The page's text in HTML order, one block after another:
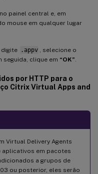
no painel central e, em
mouse em qualquer lugar
digite .appv
, selecione o
seguida, clique em “OK”
por HTTP para o
Citrix Virtual Apps and
Virtual Delivery Agents
aplicativos em pacotes
a grupos de
ou posterior, eles serão